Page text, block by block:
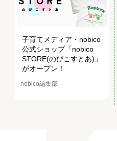
子育てメディア・nobico
公式ショップ「nobico
STORE(のびこすとあ)」
がオープン！
nobico編集部